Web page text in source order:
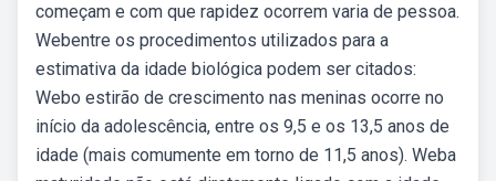
começam e com que rapidez ocorrem varia de pessoa.
Webentre os procedimentos utilizados para a
estimativa da idade biológica podem ser citados:
Webo estirão de crescimento nas meninas ocorre no
início da adolescência, entre os 9,5 e os 13,5 anos de
idade (mais comumente em torno de 11,5 anos). Weba